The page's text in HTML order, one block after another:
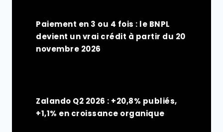
Paiement en 3 ou 4 fois : le BNPL
devient un vrai crédit à partir du 20
novembre 2026
Zalando Q2 2026 : +20,8% publiés,
+1,1% en croissance organique